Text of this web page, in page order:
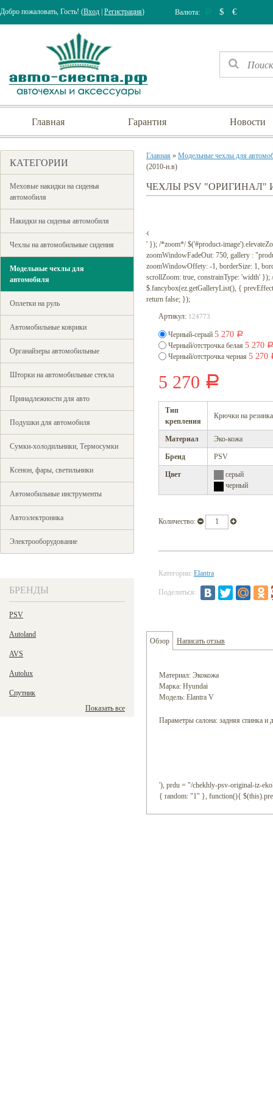
Добро пожаловать, Гость! (Вход Регистрация) Валюта: Р $ €
Главная Гарантия Новости
КАТЕГОРИИ
Меховые накидки на сиденья
автомобиля
Накидки на сиденья автомобиля
Чехлы на автомобильные сидения
Модельные чехлы для
автомобиля
Оплетки на руль
Автомобильные коврики
Органайзеры автомобильные
Шторки на автомобильные стекла
Принадлежности для авто
Подушки для автомобиля
Сумки-холодильники, Термосумки
Ксенон, фары, светильники
Автомобильные инструменты
Автоэлектроника
Электрооборудование
БРЕНДЫ
PSV
Autoland
AVS
Autolux
Спутник
Показать все
Главная » Модельные чехлы для
(2010-н.в)
ЧЕХЛЫ PSV "ОРИГИНАЛ"
' }); /*zoom*/ $('#product-
zoomWindowFadeOut: 750, gallery :
zoomWindowOffety: -1, borderSize: 1,
scrollZoom: true, constrainType: 'width'
$.fancybox(ez.getGalleryList(), {
return false; });
Артикул: 124773
Черный-серый 5 270 Р
Черный/отстрочка белая 5 270 Р
Черный/отстрочка черная 5 270
5 270 Р
Тип
крепления
Крючки на
Материал Эко-кожа
Бренд PSV
Цвет
серый
черный
Количество:
Категории: Elantra
Поделиться:
Обзор Написать отзыв
Материал: Экокожа
Марка: Hyundai
Модель: Elantra V
Параметры салона: задняя спинка и
'), prdu = "/chekhly-psv-original-iz-
{ random: "1" }, function(){